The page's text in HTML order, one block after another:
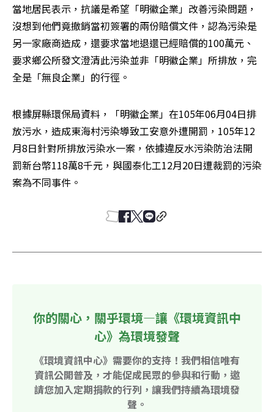
當地居民表示，抗議是希望「明徽企業」改善污染問題，
沒想到他們竟撤銷當初簽署的兩份賠償文件，認為污染是
另一家廠商造成，還要求當地退還已經賠償的100萬元、
要求鄉公所發文澄清此污染並非「明徽企業」所排放，完
全是「無良企業」的行徑。
根據屏縣環保局資料，「明徽企業」在105年06月04日排
放污水，造成東海村污染導致工安意外遭開罰，105年12
月8日針對所排放污染水一案，依據違反水污染防治法開
罰新台幣118萬8千元，與國泰化工12月20日遭裁罰的污染
案為不同事件。
你的關心，關乎環境—讓《環境資訊中
心》為環境發聲
《環境資訊中心》需要你的支持！我們相信唯有
資訊公開普及，才能促成民眾的參與和行動，邀
請您加入定期捐款的行列，讓我們持續為環境發
聲。